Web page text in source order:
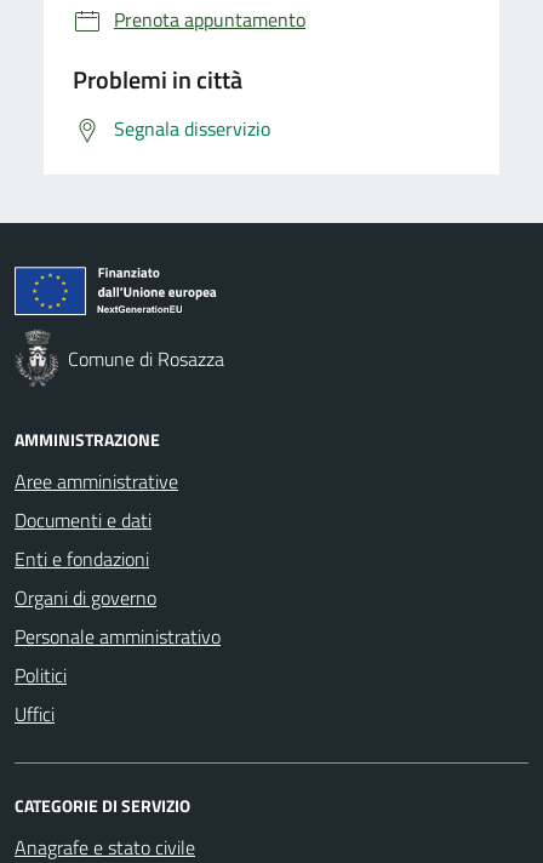
Prenota appuntamento
Problemi in città
Segnala disservizio
Comune di Rosazza
AMMINISTRAZIONE
Aree amministrative
Documenti e dati
Enti e fondazioni
Organi di governo
Personale amministrativo
Politici
Uffici
CATEGORIE DI SERVIZIO
Anagrafe e stato civile